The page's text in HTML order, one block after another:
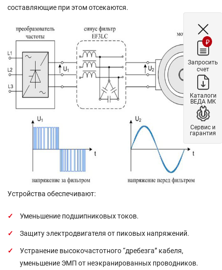
составляющие при этом отсекаются.
Устройства обеспечивают:
Уменьшение подшипниковых токов.
Защиту электродвигателя от пиковых напряжений.
Устранение высокочастотного “дребезга” кабеля,
уменьшение ЭМП от неэкранированных проводников.
₽
Запросить
счет
Каталоги
ВЕДА МК
Сервис и
гарантия